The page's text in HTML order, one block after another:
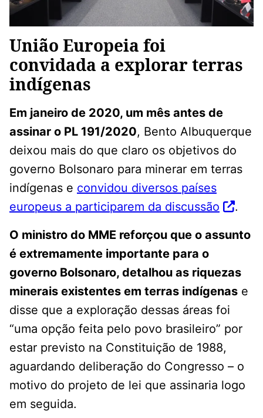
União Europeia foi
convidada a explorar terras
indígenas
Em janeiro de 2020, um mês antes de
assinar o PL 191/2020, Bento Albuquerque
deixou mais do que claro os objetivos do
governo Bolsonaro para minerar em terras
indígenas e convidou diversos países
europeus a participarem da discussão
.
O ministro do MME reforçou que o assunto
é extremamente importante para o
governo Bolsonaro, detalhou as riquezas
minerais existentes em terras indígenas e
disse que a exploração dessas áreas foi
“uma opção feita pelo povo brasileiro” por
estar previsto na Constituição de 1988,
aguardando deliberação do Congresso – o
motivo do projeto de lei que assinaria logo
em seguida.